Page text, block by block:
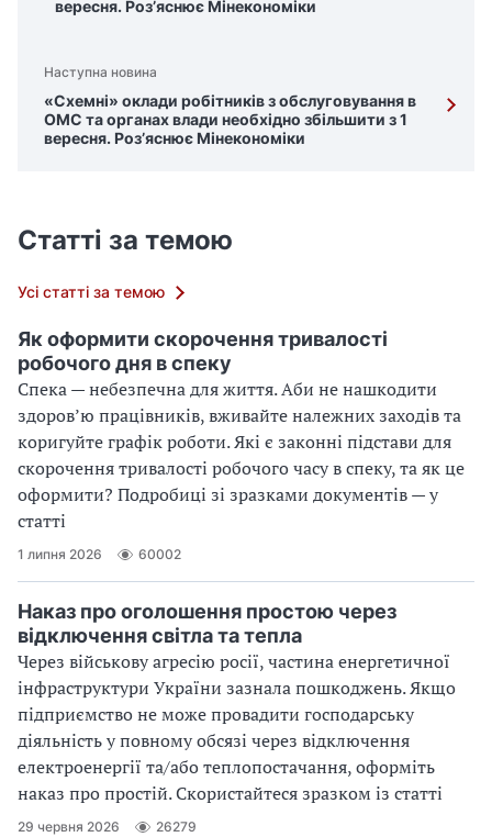
вересня. Роз’яснює Мінекономіки
Наступна новина
«Схемні» оклади робітників з обслуговування в
ОМС та органах влади необхідно збільшити з 1
вересня. Роз’яснює Мінекономіки
Статті за темою
Усі статті за темою
Як оформити скорочення тривалості
робочого дня в спеку
Спека — небезпечна для життя. Аби не нашкодити
здоров’ю працівників, вживайте належних заходів та
коригуйте графік роботи. Які є законні підстави для
скорочення тривалості робочого часу в спеку, та як це
оформити? Подробиці зі зразками документів — у
статті
1 липня 2026 60002
Наказ про оголошення простою через
відключення світла та тепла
Через військову агресію росії, частина енергетичної
інфраструктури України зазнала пошкоджень. Якщо
підприємство не може провадити господарську
діяльність у повному обсязі через відключення
електроенергії та/або теплопостачання, оформіть
наказ про простій. Скористайтеся зразком із статті
29 червня 2026 26279